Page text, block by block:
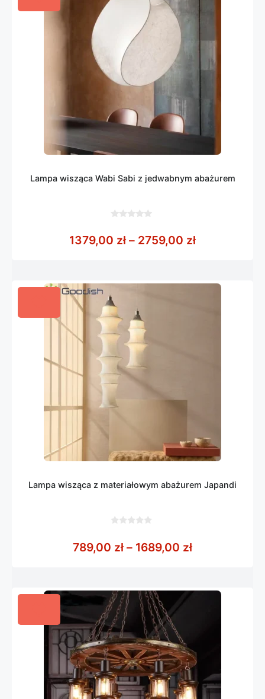
Lampa wisząca Wabi Sabi z jedwabnym abażurem
5
1379,00 zł – 2759,00 złZakres cen:
Lampa wisząca z materiałowym abażurem Japandi
5
789,00 zł – 1689,00 złZakres cen: